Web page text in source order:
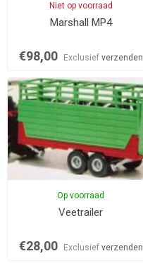
Niet op voorraad
Marshall MP4
€98,00 Exclusief verzenden
Op voorraad
Veetrailer
€28,00 Exclusief verzenden